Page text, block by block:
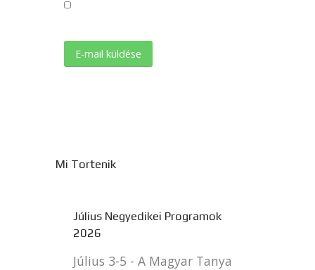
E-mail küldése
Mi Tortenik
Július Negyedikei Programok
2026
Július 3-5 - A Magyar Tanya